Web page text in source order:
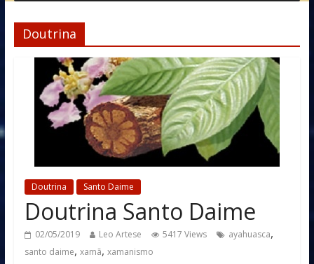
Doutrina
Doutrina Santo Daime
Doutrina Santo Daime
02/05/2019 Leo Artese 5417 Views ayahuasca,
santo daime, xamã, xamanismo